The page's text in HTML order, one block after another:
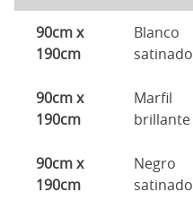
90cm x
190cm
Blanco
satinado
90cm x
190cm
Marfil
brillante
90cm x
190cm
Negro
satinado